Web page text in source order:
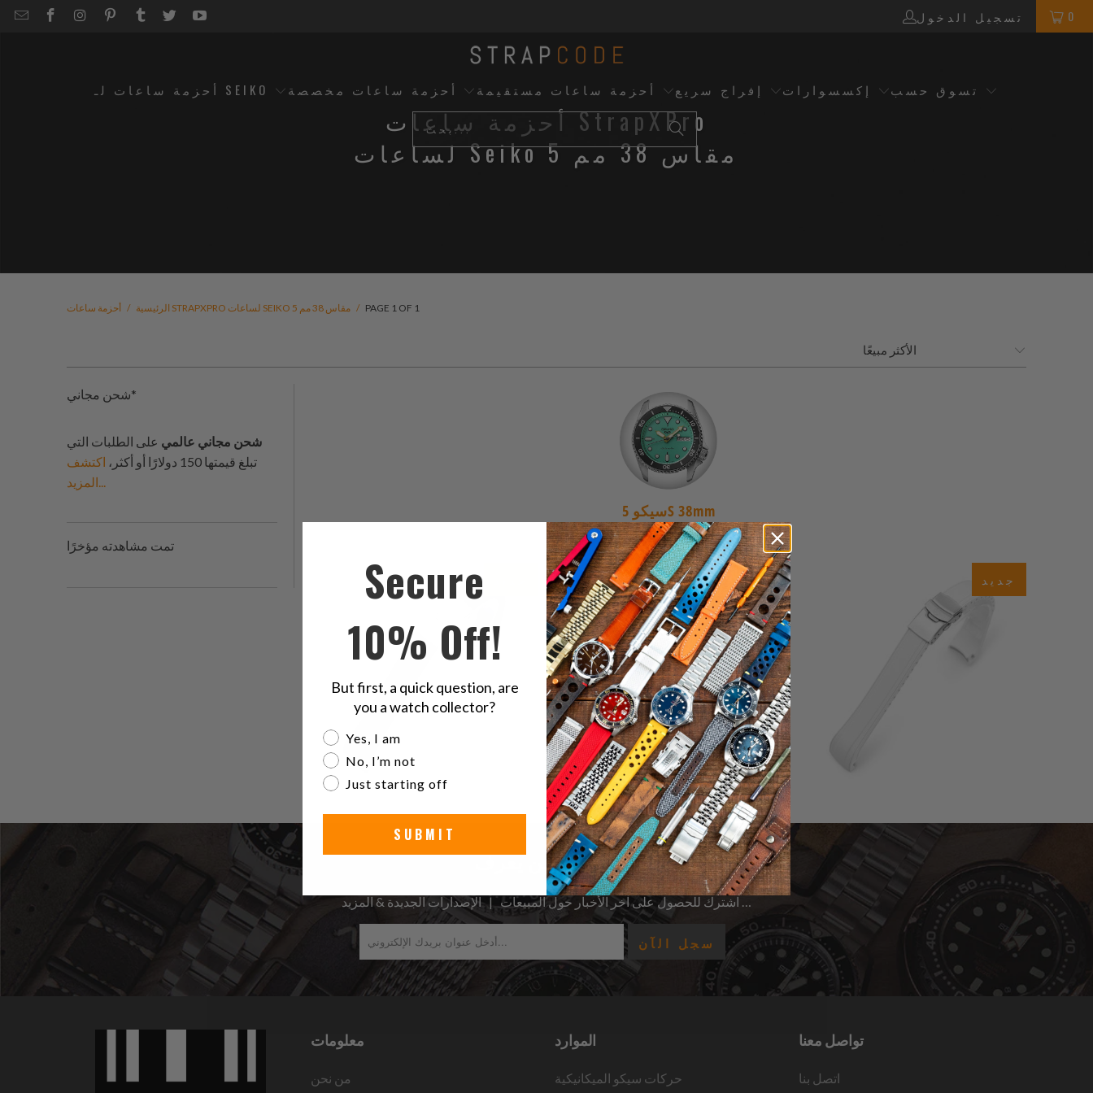
EMAILSTRAPCODE
STRAPCODE
STRAPCODE
STRAPCODE
STRAPCODE
TWITTER
STRAPCODE
YOUTUBE
تسجيل الدخول 0
أحزمة ساعات لـ SEIKO أحزمة ساعات مخصصة أحزمة ساعات مستقيمة إفراج سريع إكسسوارات تسوق حسب
أحزمة ساعات StrapXPro
لساعات Seiko 5 مقاس 38 مم
الرئيسية / أحزمة ساعات STRAPXPRO لساعات SEIKO 5 مقاس 38 مم / PAGE 1 OF 1
شحن مجاني*
شحن مجاني عالمي على الطلبات التي
تبلغ قيمتها 150 دولارًا أو أكثر،
اكتشف
المزيد...
تمت مشاهدته مؤخرًا
سيكو 5S 38mm
$60.00 $60.00
جديد
$60.00
جديد
كن أول من يعرف
اشترك للحصول على آخر الأخبار حول المبيعات | الإصدارات الجديدة & المزيد …
معلومات
من نحن
الموارد
حركات سيكو الميكانيكية
تواصل معنا
اتصل بنا
Secure
10% Off!
But first, a quick question, are
you a watch collector?
Are you a watch collector?
Yes, I am
No, I’m not
Just starting off
SUBMIT